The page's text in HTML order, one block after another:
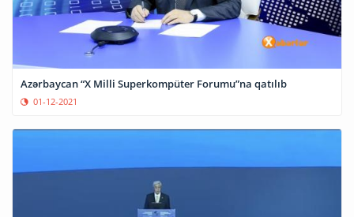
Azərbaycan “X Milli Superkompüter Forumu”na qatılıb
01-12-2021